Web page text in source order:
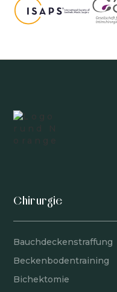
Chirurgie
Bauchdeckenstraffung
Beckenbodentraining
Bichektomie